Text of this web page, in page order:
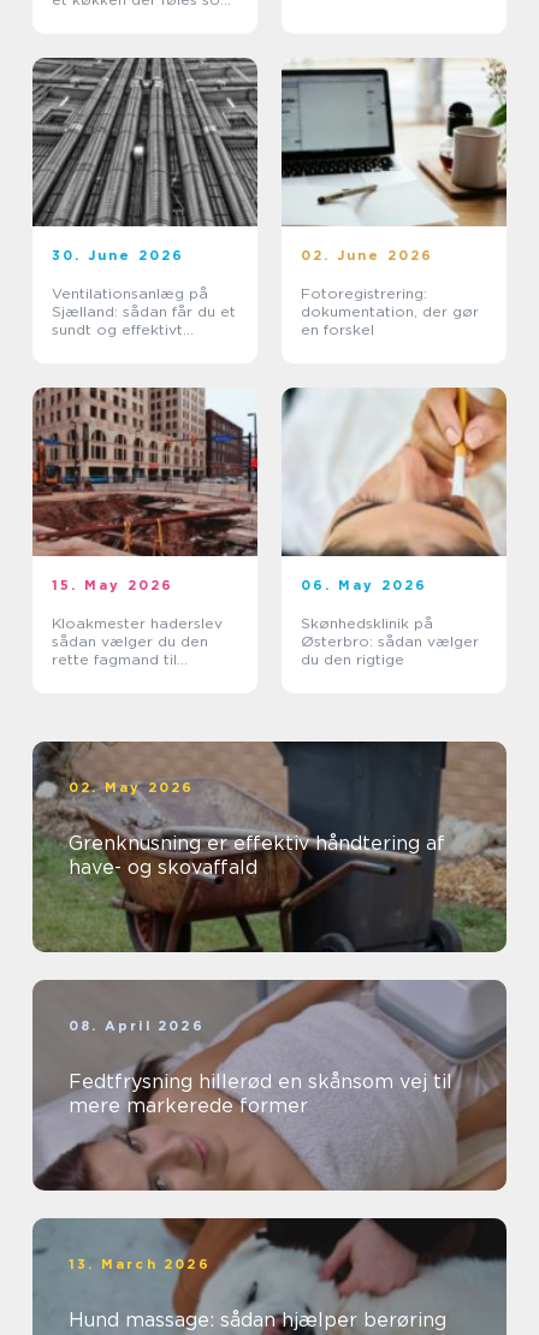
30. June 2026
Ventilationsanlæg på
Sjælland: sådan får du et
sundt og effektivt
02. June 2026
Fotoregistrering:
dokumentation, der gør
en forskel
15. May 2026
Kloakmester haderslev
sådan vælger du den
rette fagmand til
06. May 2026
Skønhedsklinik på
Østerbro: sådan vælger
du den rigtige
02. May 2026
Grenknusning er effektiv håndtering af
have- og skovaffald
08. April 2026
Fedtfrysning hillerød en skånsom vej til
mere markerede former
13. March 2026
Hund massage: sådan hjælper berøring